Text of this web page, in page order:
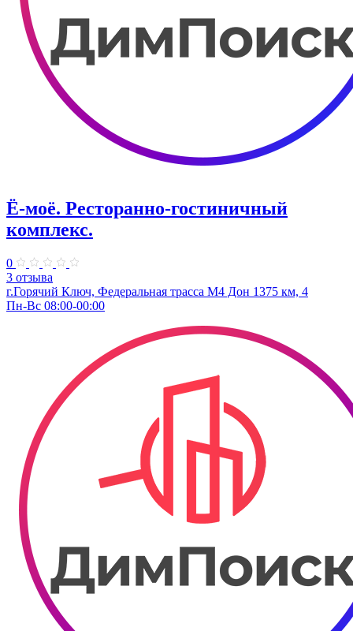
Ё-моё. Ресторанно-гостиничный
комплекс.
0
3 отзыва
г.Горячий Ключ, Федеральная трасса М4 Дон 1375 км, 4
Пн-Вс 08:00-00:00